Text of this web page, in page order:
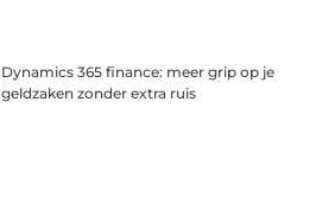
Dynamics 365 finance: meer grip op je
geldzaken zonder extra ruis